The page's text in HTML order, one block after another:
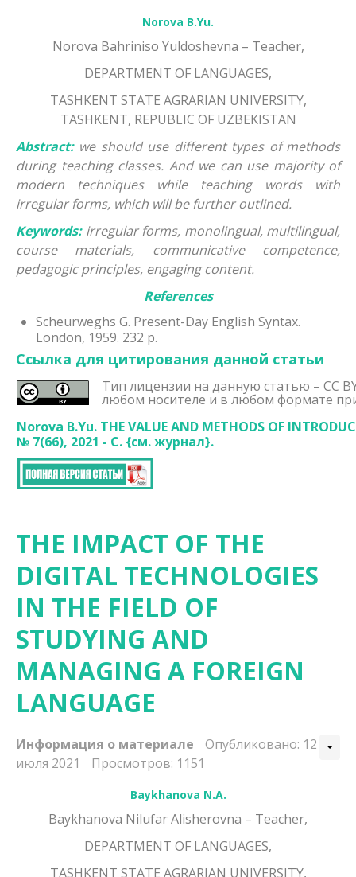
Norova B.Yu.
Norova Bahriniso Yuldoshevna – Тeacher,
DEPARTMENT OF LANGUAGES,
TASHKENT STATE AGRARIAN UNIVERSITY,
TASHKENT, REPUBLIC OF UZBEKISTAN
Abstract:we should use different types of methods
during teaching classes. And we can use majority of
modern techniques while teaching words with
irregular forms, which will be further outlined.
Keywords: irregular forms, monolingual, multilingual,
course materials, communicative competence,
pedagogic principles, engaging content.
References
Scheurweghs G. Present-Day English Syntax.
London, 1959. 232 p.
Ссылка для цитирования данной статьи
Тип лицензии на данную статью – CC
любом носителе и в любом формате
Norova B.Yu. THE VALUE AND METHODS OF
№ 7(66), 2021 - С. {см. журнал}.
THE IMPACT OF THE
DIGITAL TECHNOLOGIES
IN THE FIELD OF
STUDYING AND
MANAGING A FOREIGN
LANGUAGE
Информация о материале
Опубликовано: 12
июля 2021
Просмотров: 1151
Baykhanova N.A.
Baykhanova Nilufar Alisherovna – Teacher,
DEPARTMENT OF LANGUAGES,
TASHKENT STATE AGRARIAN UNIVERSITY,